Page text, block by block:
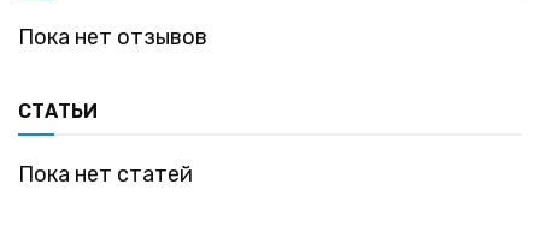
Пока нет отзывов
СТАТЬИ
Пока нет статей